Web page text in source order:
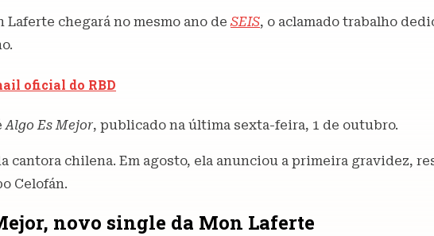
chegará no mesmo ano de SEIS, o aclamado trabalho
oficial do RBD
Algo Es Mejor, publicado na última sexta-feira, 1 de outubro.
cantora chilena. Em agosto, ela anunciou a primeira gravidez,
Celofán.
novo single da Mon Laferte